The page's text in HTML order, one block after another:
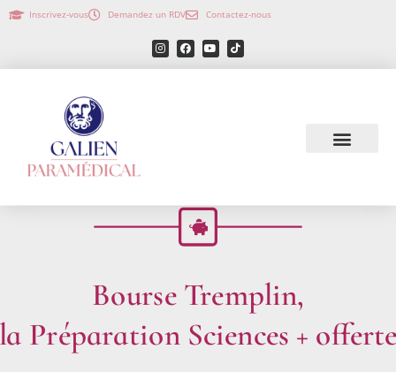
Inscrivez-vous Demandez un RDV Contactez-nous
Bourse Tremplin,
Préparation Sciences +